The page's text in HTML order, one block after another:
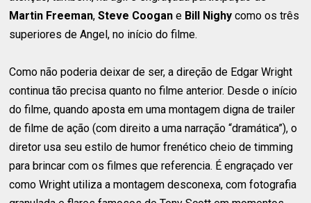
Martin Freeman,Steve Coogan e Bill Nighycomo os três
superiores de Angel, no início do filme.
Como não poderia deixar de ser, a direção de Edgar Wright
continua tão precisa quanto no filme anterior. Desde o início
do filme, quando aposta em uma montagem digna de trailer
de filme de ação (com direito a uma narração “dramática”), o
diretor usa seu estilo de humor frenético cheio de timming
para brincar com os filmes que referencia. É engraçado ver
como Wright utiliza a montagem desconexa, com fotografia